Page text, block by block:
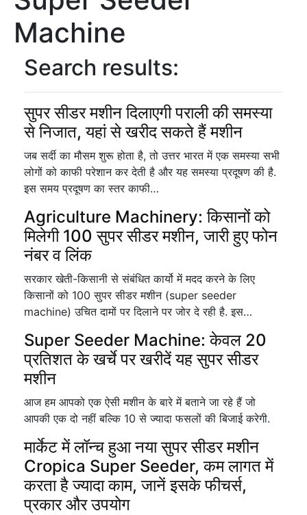
Machine
Search results:
सुपर सीडर मशीन दिलाएगी पराली की समस्या
से निजात, यहां से खरीद सकते हैं मशीन
जब सर्दी का मौसम शुरू होता है, तो उत्तर भारत में एक समस्या सभी
लोगों को काफी परेशान कर देती है और यह समस्या प्रदूषण की है.
इस समय प्रदूषण का स्तर काफी…
Agriculture Machinery: किसानों को
मिलेगी 100 सुपर सीडर मशीन, जारी हुए फोन
नंबर व लिंक
सरकार खेती-किसानी से संबंधित कार्यो में मदद करने के लिए
किसानों को 100 सुपर सीडर मशीन (super seeder
machine) उचित दामों पर दिलाने पर जोर दे रही है. इस…
Super Seeder Machine: केवल 20
प्रतिशत के खर्चे पर खरीदें यह सुपर सीडर
मशीन
आज हम आपको एक ऐसी मशीन के बारे में बताने जा रहे हैं जो
आपकी एक दो नहीं बल्कि 10 से ज्यादा फसलों की बिजाई करेगी.
मार्केट में लॉन्च हुआ नया सुपर सीडर मशीन
Cropica Super Seeder, कम लागत में
करता है ज्यादा काम, जानें इसके फीचर्स,
प्रकार और उपयोग